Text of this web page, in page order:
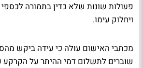
פעולות שונות שלא כדין בתמורה
ויחלוק עימו.
מכתבי האישום עולה כי עידה ביקש
שוברים לתשלום דמי ההיתר על הקרקע